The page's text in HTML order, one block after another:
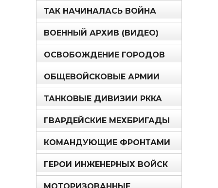
ТАК НАЧИНАЛАСЬ ВОЙНА
ВОЕННЫЙ АРХИВ (ВИДЕО)
ОСВОБОЖДЕНИЕ ГОРОДОВ
ОБЩЕВОЙСКОВЫЕ АРМИИ
ТАНКОВЫЕ ДИВИЗИИ РККА
ГВАРДЕЙСКИЕ МЕХБРИГАДЫ
КОМАНДУЮЩИЕ ФРОНТАМИ
ГЕРОИ ИНЖЕНЕРНЫХ ВОЙСК